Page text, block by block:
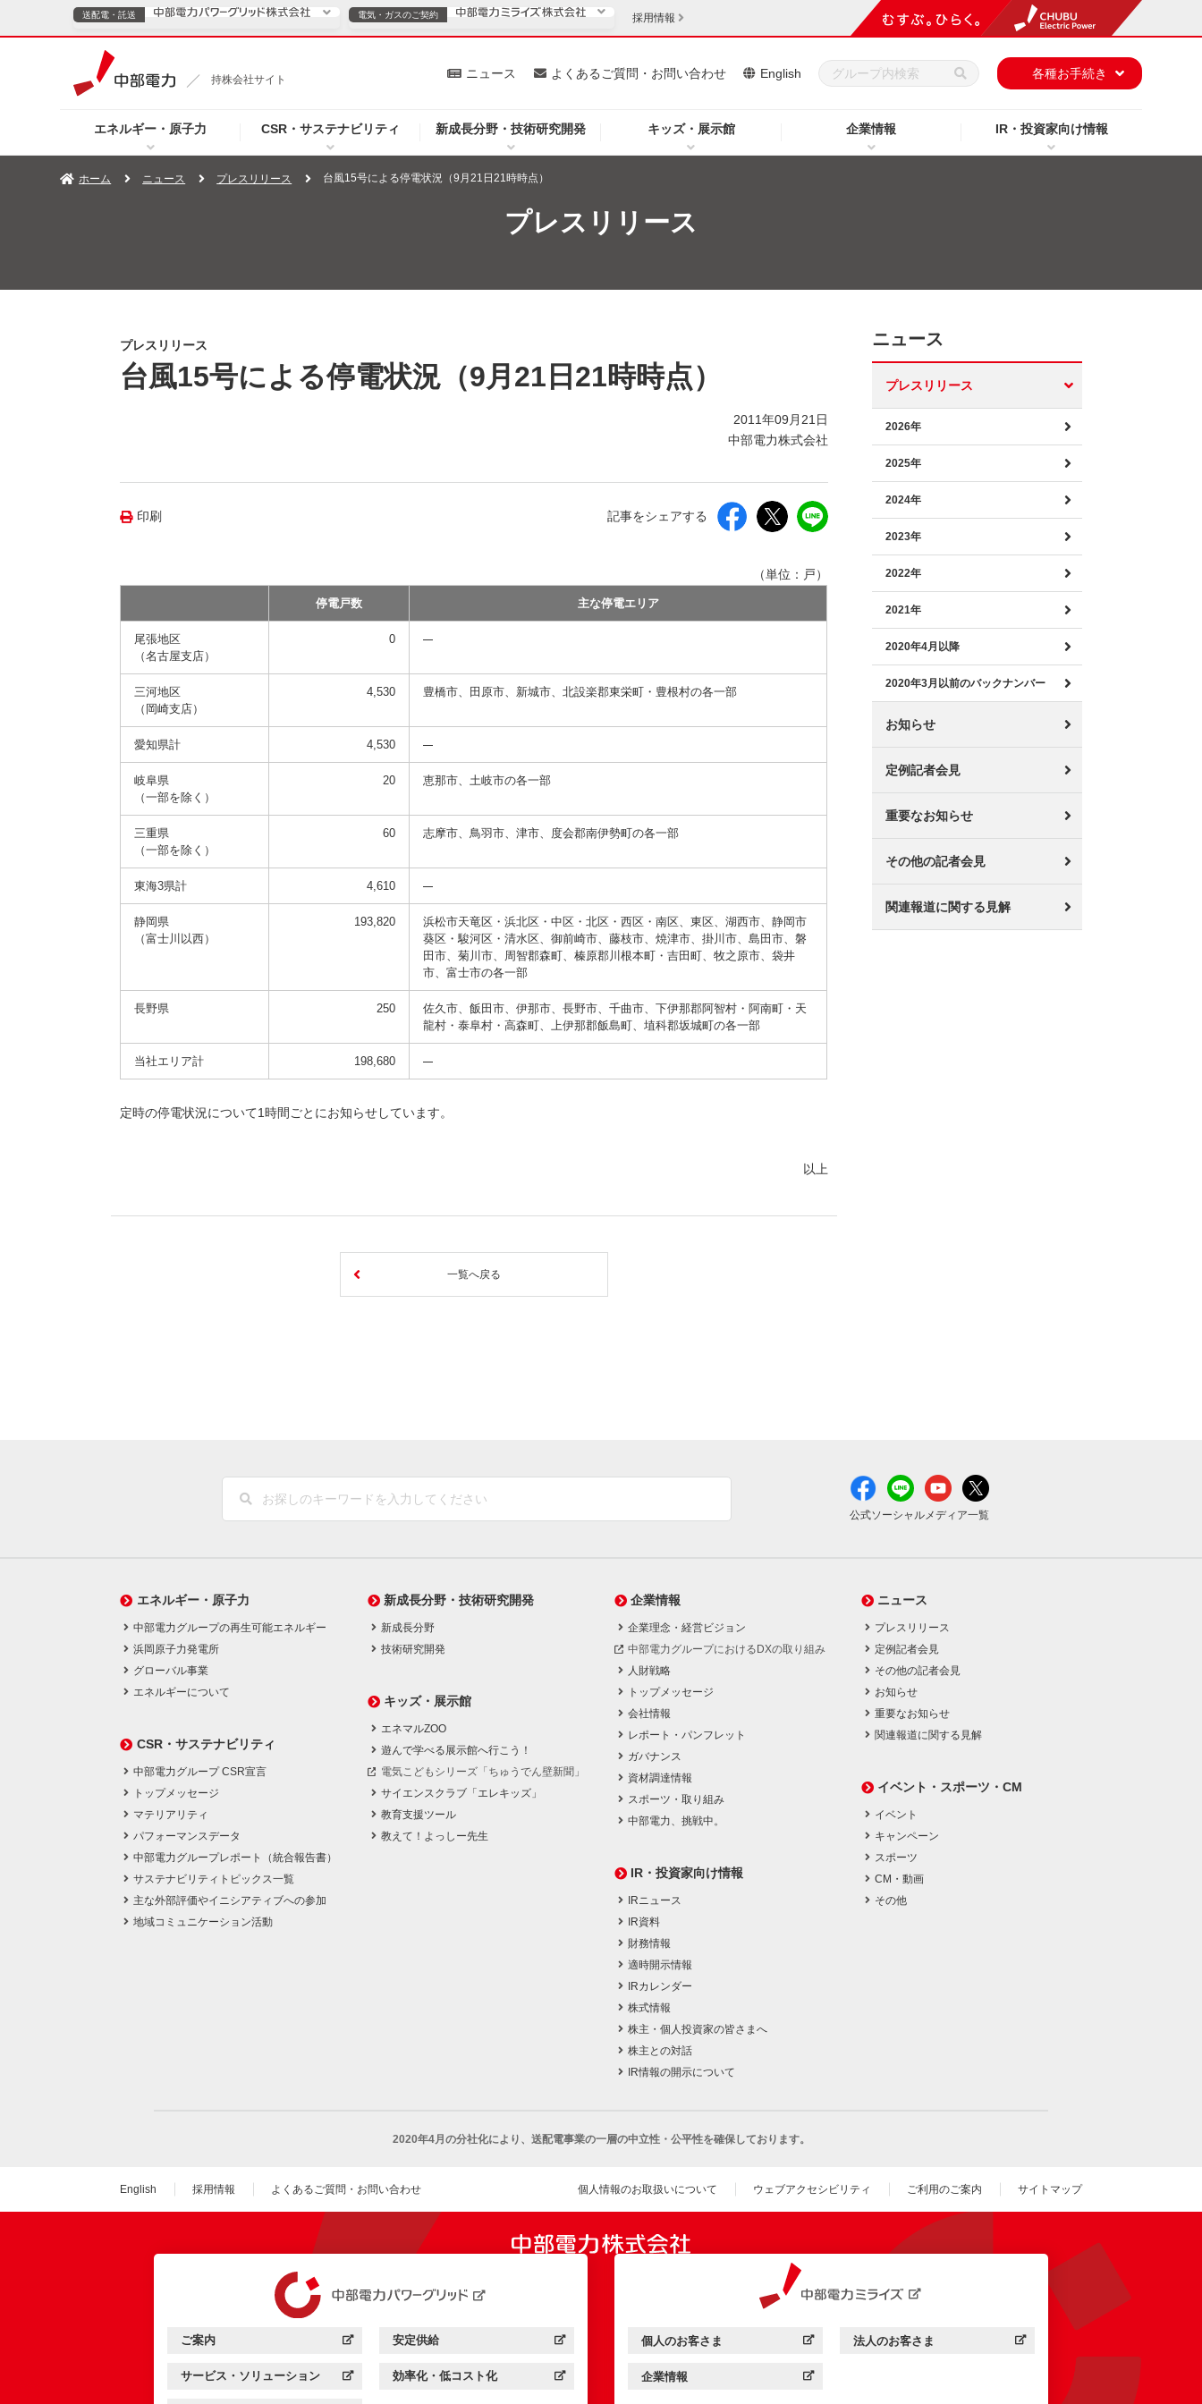
持株会社サイト
エネルギー・原子力 CSR・サステナビリティ 新成長分野・技術研究開発 キッズ・展示館 企業情報 IR・投資家向け情報
ニュース よくあるご質問・お問い合わせ English 各種お手続き
送配電・託送
TOPページへ ご案内 安定供給
企業情報
電気・ガスのご契約
電気・ガスのご契約
TOPページへ 個人のお客さま 法人のお客さま
採用情報
ホーム ニュース プレスリリース 台風15号による停電状況（9月21日21時時点）
プレスリリース
プレスリリース
台風15号による停電状況（9月21日21時時点）
2011年09月21日
中部電力株式会社
印刷 記事をシェアする
（単位：戸）
停電戸数 主な停電エリア
尾張地区
（名古屋支店）
0
三河地区
（岡崎支店）
4,530 豊橋市、田原市、新城市、北設楽郡東栄町・豊根村の各一部
愛知県計 4,530
岐阜県
（一部を除く）
20 恵那市、土岐市の各一部
三重県
（一部を除く）
60 志摩市、鳥羽市、津市、度会郡南伊勢町の各一部
東海3県計 4,610
静岡県
（富士川以西）
193,820
浜松市天竜区・浜北区・中区・北区・西区・南区、東区、湖西市、静岡市
葵区・駿河区・清水区、御前崎市、藤枝市、焼津市、掛川市、島田市、磐
田市、菊川市、周智郡森町、榛原郡川根本町・吉田町、牧之原市、袋井
市、富士市の各一部
長野県 250
佐久市、飯田市、伊那市、長野市、千曲市、下伊那郡阿智村・阿南町・天
龍村・泰阜村・高森町、上伊那郡飯島町、埴科郡坂城町の各一部
当社エリア計 198,680
定時の停電状況について1時間ごとにお知らせしています。
以上
一覧へ戻る
ニュース
プレスリリース
2026年
2025年
2024年
2023年
2022年
2021年
2020年4月以降
2020年3月以前のバックナンバー
お知らせ
定例記者会見
重要なお知らせ
その他の記者会見
関連報道に関する見解
公式ソーシャルメディア一覧
エネルギー・原子力
中部電力グループの再生可能エネルギー
浜岡原子力発電所
グローバル事業
エネルギーについて
CSR・サステナビリティ
中部電力グループ CSR宣言
トップメッセージ
マテリアリティ
パフォーマンスデータ
中部電力グループレポート（統合報告書）
サステナビリティトピックス一覧
主な外部評価やイニシアティブへの参加
地域コミュニケーション活動
新成長分野・技術研究開発
新成長分野
技術研究開発
キッズ・展示館
エネマルZOO
遊んで学べる展示館へ行こう！
電気こどもシリーズ「ちゅうでん壁新聞」
サイエンスクラブ「エレキッズ」
教育支援ツール
教えて！よっしー先生
企業情報
企業理念・経営ビジョン
中部電力グループにおけるDXの取り組み
人財戦略
トップメッセージ
会社情報
レポート・パンフレット
ガバナンス
資材調達情報
スポーツ・取り組み
中部電力、挑戦中。
IR・投資家向け情報
IRニュース
IR資料
財務情報
適時開示情報
IRカレンダー
株式情報
株主・個人投資家の皆さまへ
株主との対話
IR情報の開示について
ニュース
プレスリリース
定例記者会見
その他の記者会見
お知らせ
重要なお知らせ
関連報道に関する見解
イベント・スポーツ・CM
イベント
キャンペーン
スポーツ
CM・動画
その他
2020年4月の分社化により、 送配電事業の一層の中立性・公平性を確保しております。
English 採用情報 よくあるご質問・お問い合わせ 個人情報のお取扱いについて ウェブアクセシビリティ ご利用のご案内 サイトマップ
中部電力パワーグリッド：
ご案内
（新しいウィンドウを開きます） 中部電力パワーグリッド：
安定供給
（新しいウィンドウを開きます）
中部電力パワーグリッド：
サービス・ソリューション
（新しいウィンドウを開きます） 中部電力パワーグリッド：
効率化・低コスト化
（新しいウィンドウを開きます）
中部電力ミライズ：
個人のお客さま
（新しいウィンドウを開きます） 中部電力ミライズ：
法人のお客さま
（新しいウィンドウを開きます）
中部電力ミライズ：
企業情報
（新しいウィンドウを開きます）